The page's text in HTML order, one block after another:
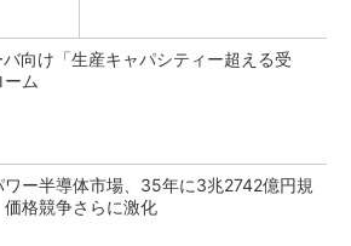
バ向け「生産キャパシティー超える受
ム
ワー半導体市場、35年に3兆2742億円規
格競争さらに激化